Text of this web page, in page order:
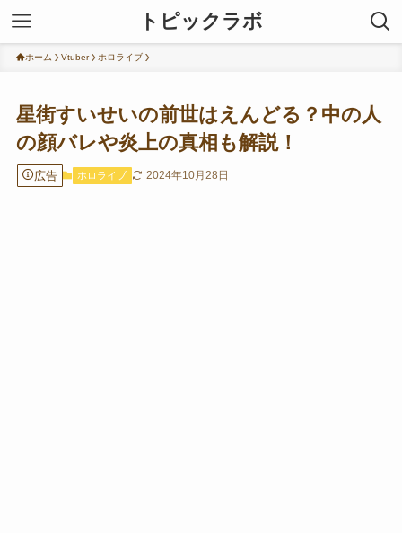
トピックラボ
ホーム Vtuber ホロライブ
星街すいせいの前世はえんどる？中の人
の顔バレや炎上の真相も解説！
広告 ホロライブ 2024年10月28日